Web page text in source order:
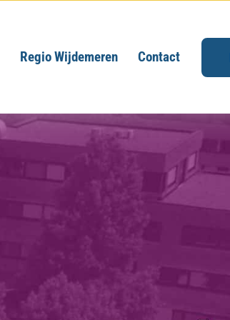
Regio Wijdemeren Contact